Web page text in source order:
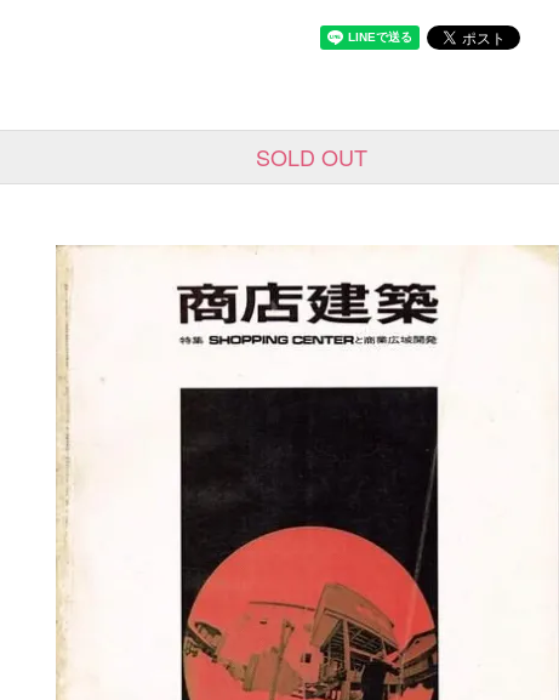
SOLD OUT